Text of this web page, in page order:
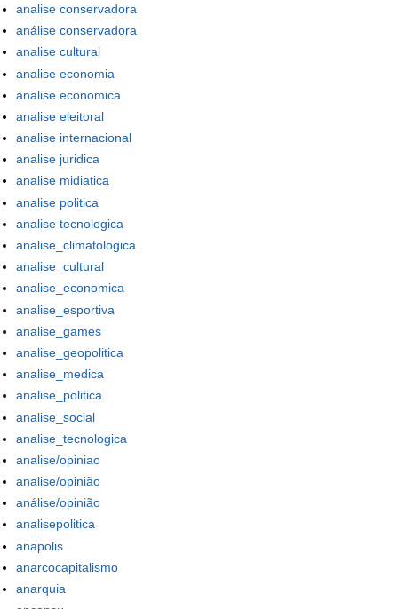
analise conservadora
análise conservadora
analise cultural
analise economia
analise economica
analise eleitoral
analise internacional
analise juridica
analise midiatica
analise politica
analise tecnologica
analise_climatologica
analise_cultural
analise_economica
analise_esportiva
analise_games
analise_geopolitica
analise_medica
analise_politica
analise_social
analise_tecnologica
analise/opiniao
analise/opinião
análise/opinião
analisepolitica
anapolis
anarcocapitalismo
anarquia